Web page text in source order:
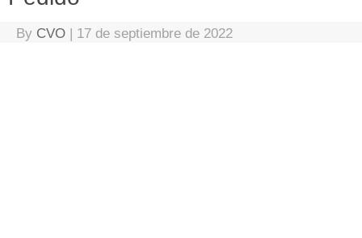
By CVO | 17 de septiembre de 2022